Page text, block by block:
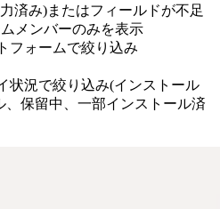
済み)またはフィールドが不足
メンバーのみを表示
フォームで絞り込み
状況で絞り込み(インストール
、保留中、一部インストール済